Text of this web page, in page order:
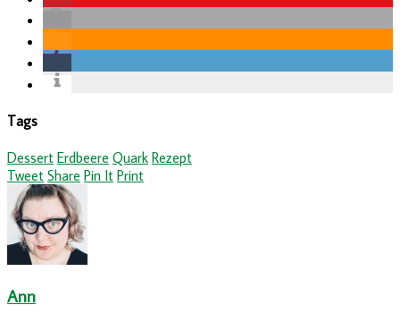
Tags
Dessert Erdbeere Quark Rezept
Tweet Share Pin It Print
Ann